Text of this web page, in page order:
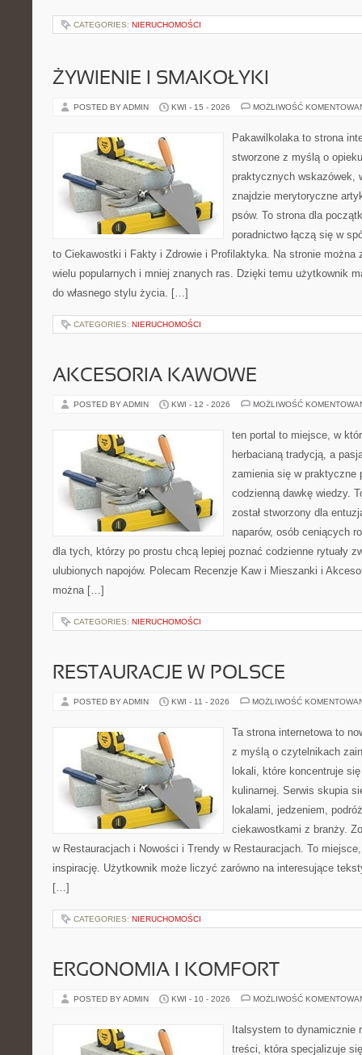
CATEGORIES: NIERUCHOMOŚCI
ŻYWIENIE I SMAKOŁYKI
POSTED BY ADMIN KWI - 15 - 2026 MOŻLIWOŚĆ
Pakawilkolaka to strona
stworzone z myślą o
praktycznych wskazówek,
znajdzie merytoryczne
psów. To strona dla
poradnictwo łączą się w
to Ciekawostki i Fakty i Zdrowie i Profilaktyka. Na stronie można
wielu popularnych i mniej znanych ras. Dzięki temu użytkownik
do własnego stylu życia. […]
CATEGORIES: NIERUCHOMOŚCI
AKCESORIA KAWOWE
POSTED BY ADMIN KWI - 12 - 2026 MOŻLIWOŚĆ
ten portal to miejsce, w
herbacianą tradycją, a
zamienia się w praktyczne
codzienną dawkę wiedzy.
został stworzony dla
naparów, osób ceniących
dla tych, którzy po prostu chcą lepiej poznać codzienne rytuały
ulubionych napojów. Polecam Recenzje Kaw i Mieszanki i
można […]
CATEGORIES: NIERUCHOMOŚCI
RESTAURACJE W POLSCE
POSTED BY ADMIN KWI - 11 - 2026 MOŻLIWOŚĆ
Ta strona internetowa to
z myślą o czytelnikach
lokali, które koncentruje
kulinarnej. Serwis skupia
lokalami, jedzeniem,
ciekawostkami z branży.
w Restauracjach i Nowości i Trendy w Restauracjach. To
inspirację. Użytkownik może liczyć zarówno na interesujące
[…]
CATEGORIES: NIERUCHOMOŚCI
ERGONOMIA I KOMFORT
POSTED BY ADMIN KWI - 10 - 2026 MOŻLIWOŚĆ
Italsystem to dynamicznie
treści, która specjalizuje